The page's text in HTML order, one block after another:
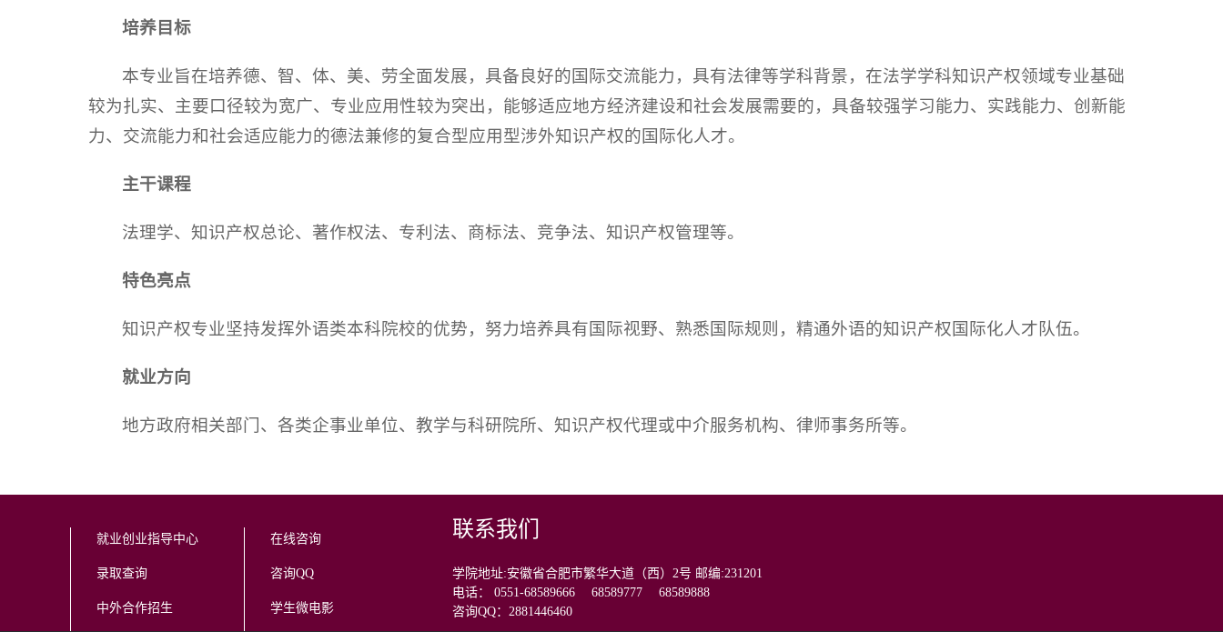
培养 目标
本专业旨在培养德、智、体、美、劳全面发展，具备良好的国际交流能力，具有法律等学科背景，在法学学科知识产权领域专业基础
较为扎实、主要口径较为宽广、专业应用性较为突出，能够适应地方经济建设和社会发展需要的，具备较强学习能力、实践能力、创新能
力、交流能力和社会适应能力的德法兼修的复合型应用型涉外知识产权的国际化人才。
主干课程
法理学、知识产权总论、著作权法、专利法、商标法、竞争法、知识产权管理等。
特色亮点
知识产权专业坚持发挥外语类本科院校的优势，努力培养具有国际视野、熟悉国际规则，精通外语的知识产权国际化人才队伍。
就业方向
地方政府相关部门、各类企事业单位、教学与科研院所、知识产权代理或中介服务机构、律师事务所等。
就业创业指导中心
录取查询
中外合作招生
在线咨询
咨询QQ
学生微电影
联系我们
学院地址:安徽省合肥市繁华大道（西）2号 邮编:231201
电话： 0551-68589666 68589777 68589888
咨询QQ：2881446460